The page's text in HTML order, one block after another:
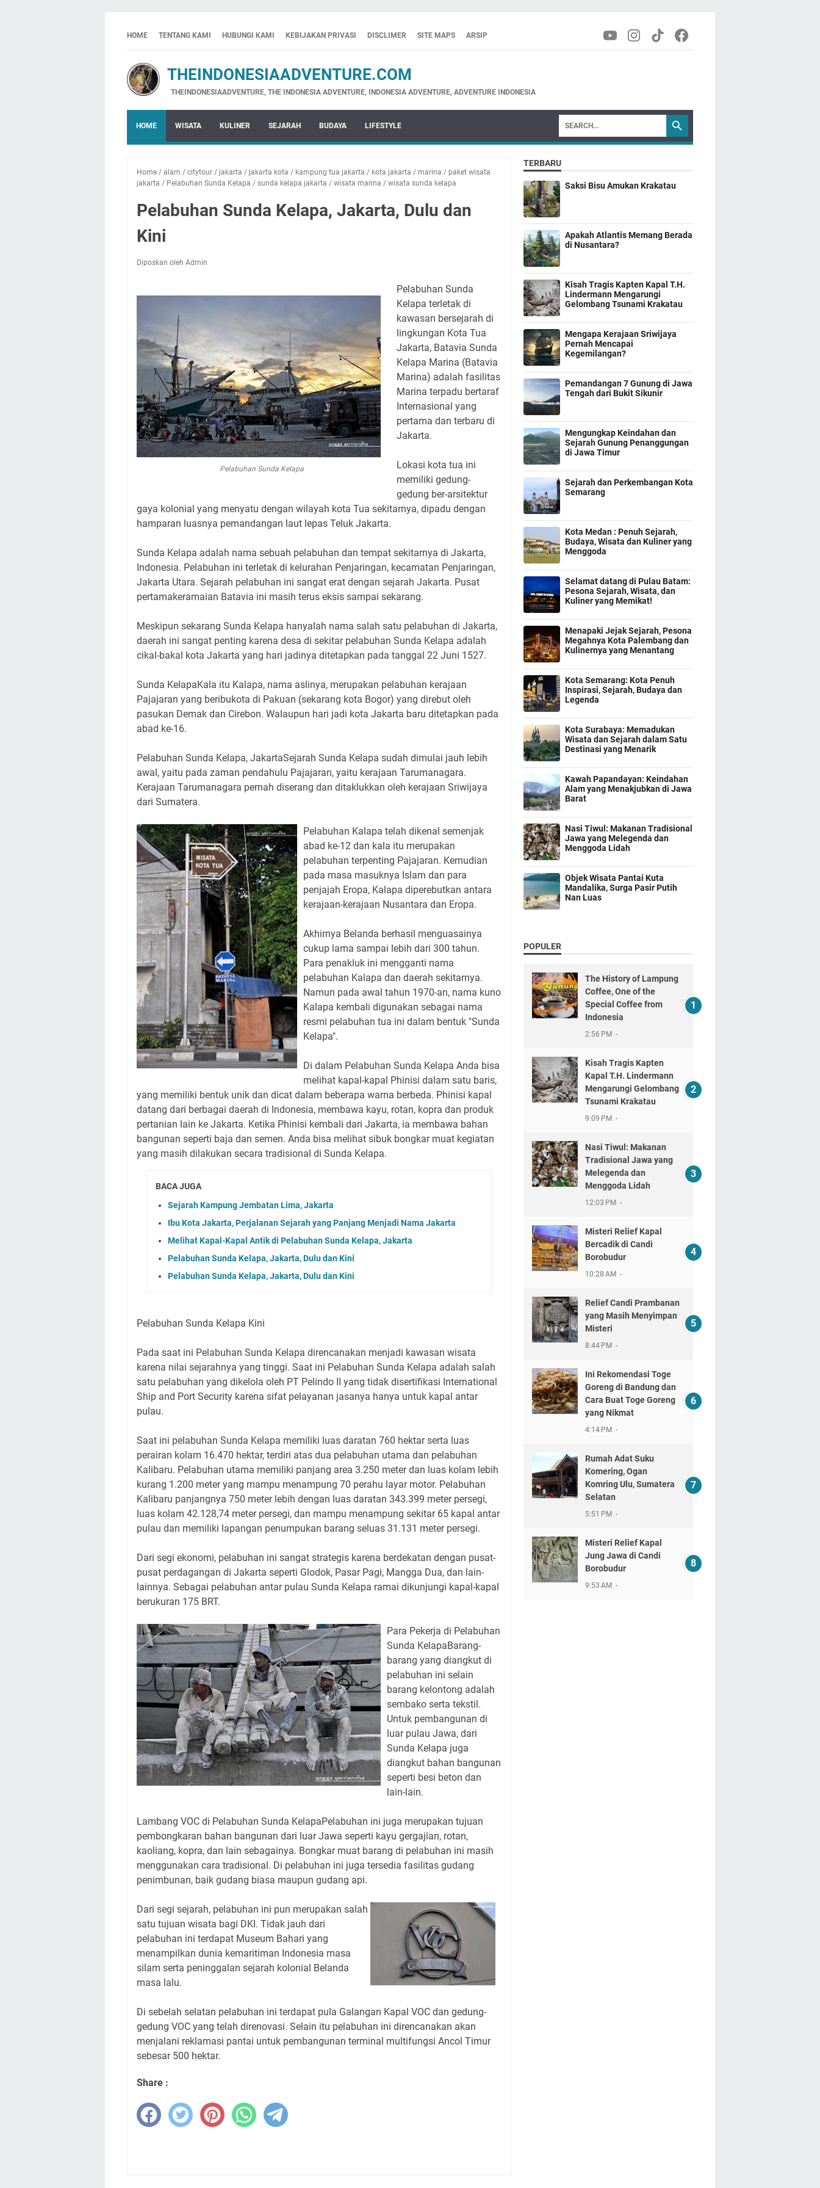
HOME TENTANG KAMI HUBUNGI KAMI KEBIJAKAN PRIVASI DISCLIMER SITE MAPS ARSIP
THEINDONESIAADVENTURE.COM
THEINDONESIAADVENTURE, THE INDONESIA ADVENTURE, INDONESIA ADVENTURE, ADVENTURE INDONESIA
HOME WISATA KULINER SEJARAH BUDAYA LIFESTYLE
Home / alam / citytour / jakarta / jakarta kota / kampung tua jakarta / kota jakarta / marina / paket wisata
jakarta / Pelabuhan Sunda Kelapa / sunda kelapa jakarta / wisata marina / wisata sunda kelapa
Pelabuhan Sunda Kelapa, Jakarta, Dulu dan
Kini
Diposkan oleh Admin
Pelabuhan Sunda Kelapa
Pelabuhan Sunda
Kelapa terletak di
kawasan bersejarah di
lingkungan Kota Tua
Jakarta, Batavia Sunda
Kelapa Marina (Batavia
Marina) adalah fasilitas
Marina terpadu bertaraf
Internasional yang
pertama dan terbaru di
Jakarta.
Lokasi kota tua ini
memiliki gedung-
gedung ber-arsitektur
gaya kolonial yang menyatu dengan wilayah kota Tua sekitarnya, dipadu dengan
hamparan luasnya pemandangan laut lepas Teluk Jakarta.
Sunda Kelapa adalah nama sebuah pelabuhan dan tempat sekitarnya di Jakarta,
Indonesia. Pelabuhan ini terletak di kelurahan Penjaringan, kecamatan Penjaringan,
Jakarta Utara. Sejarah pelabuhan ini sangat erat dengan sejarah Jakarta. Pusat
pertamakeramaian Batavia ini masih terus eksis sampai sekarang.
Meskipun sekarang Sunda Kelapa hanyalah nama salah satu pelabuhan di Jakarta,
daerah ini sangat penting karena desa di sekitar pelabuhan Sunda Kelapa adalah
cikal-bakal kota Jakarta yang hari jadinya ditetapkan pada tanggal 22 Juni 1527.
Sunda KelapaKala itu Kalapa, nama aslinya, merupakan pelabuhan kerajaan
Pajajaran yang beribukota di Pakuan (sekarang kota Bogor) yang direbut oleh
pasukan Demak dan Cirebon. Walaupun hari jadi kota Jakarta baru ditetapkan pada
abad ke-16.
Pelabuhan Sunda Kelapa, JakartaSejarah Sunda Kelapa sudah dimulai jauh lebih
awal, yaitu pada zaman pendahulu Pajajaran, yaitu kerajaan Tarumanagara.
Kerajaan Tarumanagara pernah diserang dan ditaklukkan oleh kerajaan Sriwijaya
dari Sumatera.
Pelabuhan Kalapa telah dikenal semenjak
abad ke-12 dan kala itu merupakan
pelabuhan terpenting Pajajaran. Kemudian
pada masa masuknya Islam dan para
penjajah Eropa, Kalapa diperebutkan antara
kerajaan-kerajaan Nusantara dan Eropa.
Akhirnya Belanda berhasil menguasainya
cukup lama sampai lebih dari 300 tahun.
Para penakluk ini mengganti nama
pelabuhan Kalapa dan daerah sekitarnya.
Namun pada awal tahun 1970-an, nama kuno
Kalapa kembali digunakan sebagai nama
resmi pelabuhan tua ini dalam bentuk "Sunda
Kelapa".
Di dalam Pelabuhan Sunda Kelapa Anda bisa
melihat kapal-kapal Phinisi dalam satu baris,
yang memiliki bentuk unik dan dicat dalam beberapa warna berbeda. Phinisi kapal
datang dari berbagai daerah di Indonesia, membawa kayu, rotan, kopra dan produk
pertanian lain ke Jakarta. Ketika Phinisi kembali dari Jakarta, ia membawa bahan
bangunan seperti baja dan semen. Anda bisa melihat sibuk bongkar muat kegiatan
yang masih dilakukan secara tradisional di Sunda Kelapa.
BACA JUGA
Sejarah Kampung Jembatan Lima, Jakarta
Ibu Kota Jakarta, Perjalanan Sejarah yang Panjang Menjadi Nama Jakarta
Melihat Kapal-Kapal Antik di Pelabuhan Sunda Kelapa, Jakarta
Pelabuhan Sunda Kelapa, Jakarta, Dulu dan Kini
Pelabuhan Sunda Kelapa, Jakarta, Dulu dan Kini
Pelabuhan Sunda Kelapa Kini
Pada saat ini Pelabuhan Sunda Kelapa direncanakan menjadi kawasan wisata
karena nilai sejarahnya yang tinggi. Saat ini Pelabuhan Sunda Kelapa adalah salah
satu pelabuhan yang dikelola oleh PT Pelindo II yang tidak disertifikasi International
Ship and Port Security karena sifat pelayanan jasanya hanya untuk kapal antar
pulau.
Saat ini pelabuhan Sunda Kelapa memiliki luas daratan 760 hektar serta luas
perairan kolam 16.470 hektar, terdiri atas dua pelabuhan utama dan pelabuhan
Kalibaru. Pelabuhan utama memiliki panjang area 3.250 meter dan luas kolam lebih
kurang 1.200 meter yang mampu menampung 70 perahu layar motor. Pelabuhan
Kalibaru panjangnya 750 meter lebih dengan luas daratan 343.399 meter persegi,
luas kolam 42.128,74 meter persegi, dan mampu menampung sekitar 65 kapal antar
pulau dan memiliki lapangan penumpukan barang seluas 31.131 meter persegi.
Dari segi ekonomi, pelabuhan ini sangat strategis karena berdekatan dengan pusat-
pusat perdagangan di Jakarta seperti Glodok, Pasar Pagi, Mangga Dua, dan lain-
lainnya. Sebagai pelabuhan antar pulau Sunda Kelapa ramai dikunjungi kapal-kapal
berukuran 175 BRT.
Para Pekerja di Pelabuhan
Sunda KelapaBarang-
barang yang diangkut di
pelabuhan ini selain
barang kelontong adalah
sembako serta tekstil.
Untuk pembangunan di
luar pulau Jawa, dari
Sunda Kelapa juga
diangkut bahan bangunan
seperti besi beton dan
lain-lain.
Lambang VOC di Pelabuhan Sunda KelapaPelabuhan ini juga merupakan tujuan
pembongkaran bahan bangunan dari luar Jawa seperti kayu gergajian, rotan,
kaoliang, kopra, dan lain sebagainya. Bongkar muat barang di pelabuhan ini masih
menggunakan cara tradisional. Di pelabuhan ini juga tersedia fasilitas gudang
penimbunan, baik gudang biasa maupun gudang api.
Dari segi sejarah, pelabuhan ini pun merupakan salah
satu tujuan wisata bagi DKI. Tidak jauh dari
pelabuhan ini terdapat Museum Bahari yang
menampilkan dunia kemaritiman Indonesia masa
silam serta peninggalan sejarah kolonial Belanda
masa lalu.
Di sebelah selatan pelabuhan ini terdapat pula Galangan Kapal VOC dan gedung-
gedung VOC yang telah direnovasi. Selain itu pelabuhan ini direncanakan akan
menjalani reklamasi pantai untuk pembangunan terminal multifungsi Ancol Timur
sebesar 500 hektar.
Share :
TERBARU
Saksi Bisu Amukan Krakatau
Apakah Atlantis Memang Berada
di Nusantara?
Kisah Tragis Kapten Kapal T.H.
Lindermann Mengarungi
Gelombang Tsunami Krakatau
Mengapa Kerajaan Sriwijaya
Pernah Mencapai
Kegemilangan?
Pemandangan 7 Gunung di Jawa
Tengah dari Bukit Sikunir
Mengungkap Keindahan dan
Sejarah Gunung Penanggungan
di Jawa Timur
Sejarah dan Perkembangan Kota
Semarang
Kota Medan : Penuh Sejarah,
Budaya, Wisata dan Kuliner yang
Menggoda
Selamat datang di Pulau Batam:
Pesona Sejarah, Wisata, dan
Kuliner yang Memikat!
Menapaki Jejak Sejarah, Pesona
Megahnya Kota Palembang dan
Kulinernya yang Menantang
Kota Semarang: Kota Penuh
Inspirasi, Sejarah, Budaya dan
Legenda
Kota Surabaya: Memadukan
Wisata dan Sejarah dalam Satu
Destinasi yang Menarik
Kawah Papandayan: Keindahan
Alam yang Menakjubkan di Jawa
Barat
Nasi Tiwul: Makanan Tradisional
Jawa yang Melegenda dan
Menggoda Lidah
Objek Wisata Pantai Kuta
Mandalika, Surga Pasir Putih
Nan Luas
POPULER
The History of Lampung
Coffee, One of the
Special Coffee from
Indonesia
2:56 PM
Kisah Tragis Kapten
Kapal T.H. Lindermann
Mengarungi Gelombang
Tsunami Krakatau
9:09 PM
Nasi Tiwul: Makanan
Tradisional Jawa yang
Melegenda dan
Menggoda Lidah
12:03 PM
Misteri Relief Kapal
Bercadik di Candi
Borobudur
10:28 AM
Relief Candi Prambanan
yang Masih Menyimpan
Misteri
8:44 PM
Ini Rekomendasi Toge
Goreng di Bandung dan
Cara Buat Toge Goreng
yang Nikmat
4:14 PM
Rumah Adat Suku
Komering, Ogan
Komring Ulu, Sumatera
Selatan
5:51 PM
Misteri Relief Kapal
Jung Jawa di Candi
Borobudur
9:53 AM